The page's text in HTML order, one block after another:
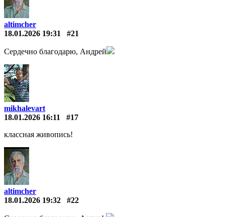
altimcher
18.01.2026 19:31
#21
Сердечно благодарю, Андрей
mikhalevart
18.01.2026 16:11
#17
классная живопись!
altimcher
18.01.2026 19:32
#22